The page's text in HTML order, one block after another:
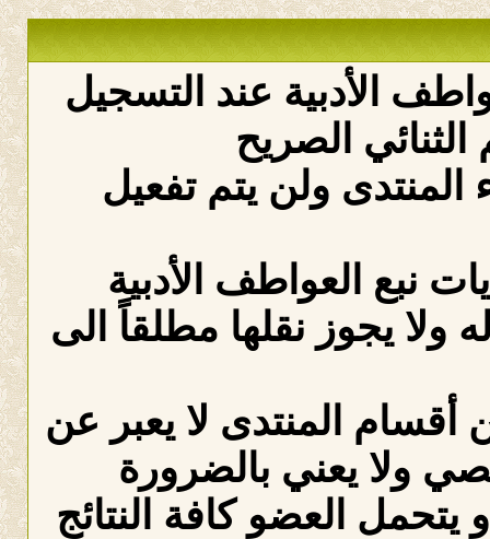
الأدبية عند التسجيل
الصريح
ولن يتم تفعيل
نبع العواطف الأدبية
ولا يجوز نقلها مطلقاً الى
المنتدى لا يعبر عن
ولا يعني بالضرورة
العضو كافة النتائج